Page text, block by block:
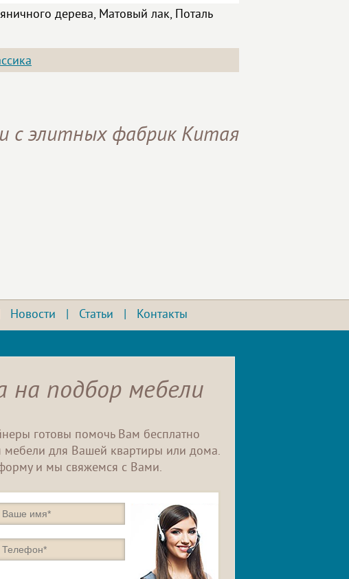
дерева, Матовый лак, Поталь
с элитных фабрик Китая
Новости Статьи Контакты
на подбор мебели
готовы помочь Вам бесплатно
мебели для Вашей квартиры или дома.
и мы свяжемся с Вами.